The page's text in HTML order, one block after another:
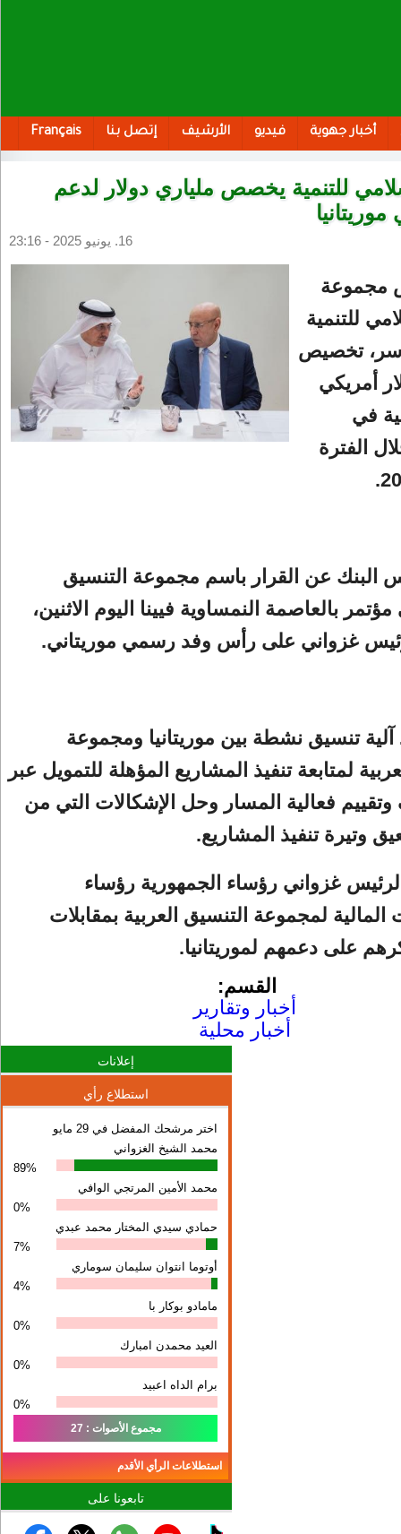
أخبار جهوية فيديو الأرشيف إتصل بنا Français
للتنمية يخصص ملياري دولار لدعم
16. يونيو 2025 - 23:16
مجموعة
للتنمية
تخصيص
أمريكي
في
الفترة
البنك عن القرار باسم مجموعة التنسيق
بالعاصمة النمساوية فيينا اليوم الاثنين،
غزواني على رأس وفد رسمي موريتاني.
آلية تنسيق نشطة بين موريتانيا ومجموعة
لمتابعة تنفيذ المشاريع المؤهلة للتمويل عبر
وتقييم فعالية المسار وحل الإشكالات التي من
وتيرة تنفيذ المشاريع.
غزواني رؤساء الجمهورية رؤساء
لمجموعة التنسيق العربية بمقابلات
على دعمهم لموريتانيا.
القسم:
أخبار وتقارير
أخبار محلية
إعلانات
استطلاع رأي
اختر مرشحك المفضل في 29 مايو
محمد الشيخ الغزواني
89%
محمد الأمين المرتجي الوافي
0%
حمادي سيدي المختار محمد عبدي
7%
أوتوما انتوان سلیمان سوماري
4%
مامادو بوكار با
0%
العيد محمدن امبارك
0%
برام الداه اعبيد
0%
مجموع الأصوات : 27
استطلاعات الرأي الأقدم
تابعونا على